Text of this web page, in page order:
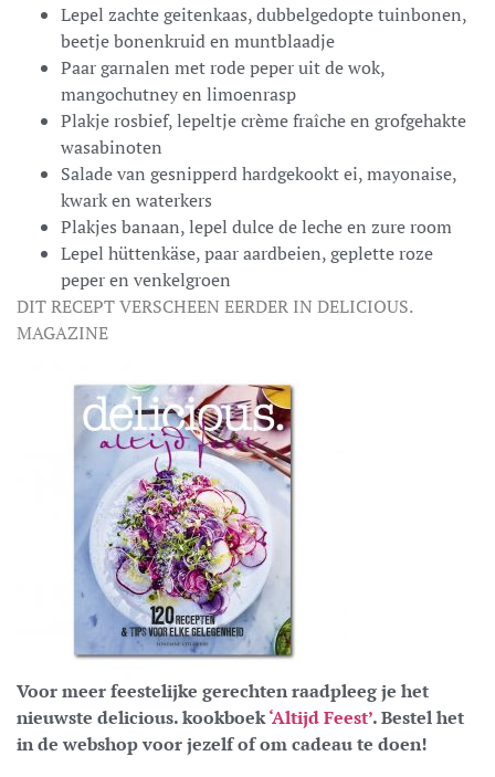
Lepel zachte geitenkaas, dubbelgedopte tuinbonen,
beetje bonenkruid en muntblaadje
Paar garnalen met rode peper uit de wok,
mangochutney en limoenrasp
Plakje rosbief, lepeltje crème fraîche en grofgehakte
wasabinoten
Salade van gesnipperd hardgekookt ei, mayonaise,
kwark en waterkers
Plakjes banaan, lepel dulce de leche en zure room
Lepel hüttenkäse, paar aardbeien, geplette roze
peper en venkelgroen
DIT RECEPT VERSCHEEN EERDER IN DELICIOUS.
MAGAZINE
Voor meer feestelijke gerechten raadpleeg je het
nieuwste delicious. kookboek‘Altijd Feest’. Bestel het
in de webshop voor jezelf of om cadeau te doen!